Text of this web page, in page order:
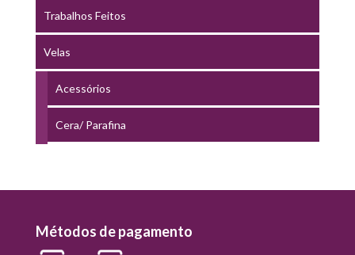
Trabalhos Feitos
Velas
Acessórios
Cera/ Parafina
Métodos de pagamento